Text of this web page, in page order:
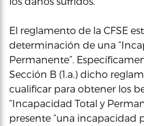
El reglamento de la CFSE
determinación de una
Permanente”.
Sección B (1.a.) dicho
cualificar para obtener los
“Incapacidad Total y
presente “una incapacidad